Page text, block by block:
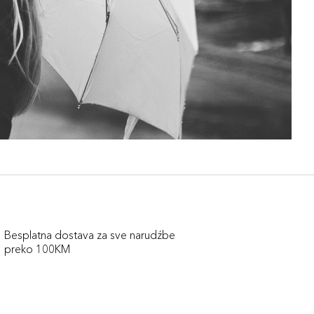
Besplatna dostava za sve narudźbe
preko 100KM